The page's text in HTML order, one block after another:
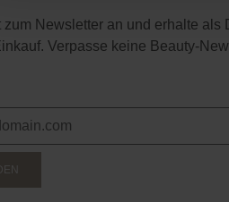
zum Newsletter an und erhalte als
Verpasse keine Beauty-